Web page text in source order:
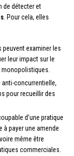
de détecter et
. Pour cela, elles
examiner les
leur impact sur le
anti-concurrentielle,
pour recueillir des
d’une pratique
payer une amende
même être
commerciales.